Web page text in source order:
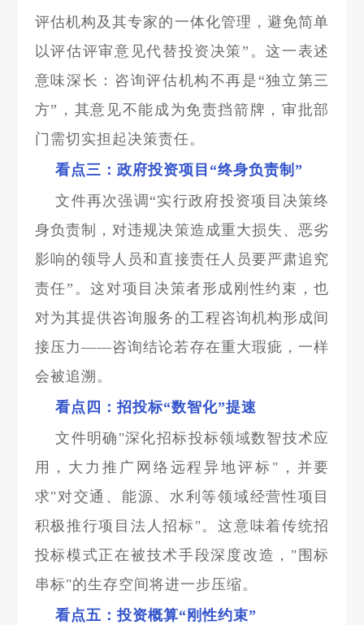
评估机构及其专家的一体化管理，避免简单
以评估评审意见代替投资决策”。这一表述
意味深长：咨询评估机构不再是“独立第三
方”，其意见不能成为免责挡箭牌，审批部
门需切实担起决策责任。
看点三：政府投资项目“终身负责制”
文件再次强调“实行政府投资项目决策终
身负责制，对违规决策造成重大损失、恶劣
影响的领导人员和直接责任人员要严肃追究
责任”。这对项目决策者形成刚性约束，也
对为其提供咨询服务的工程咨询机构形成间
接压力——咨询结论若存在重大瑕疵，一样
会被追溯。
看点四：招投标“数智化”提速
文件明确"深化招标投标领域数智技术应
用，大力推广网络远程异地评标"，并要
求"对交通、能源、水利等领域经营性项目
积极推行项目法人招标"。这意味着传统招
投标模式正在被技术手段深度改造，"围标
串标"的生存空间将进一步压缩。
看点五：投资概算“刚性约束”